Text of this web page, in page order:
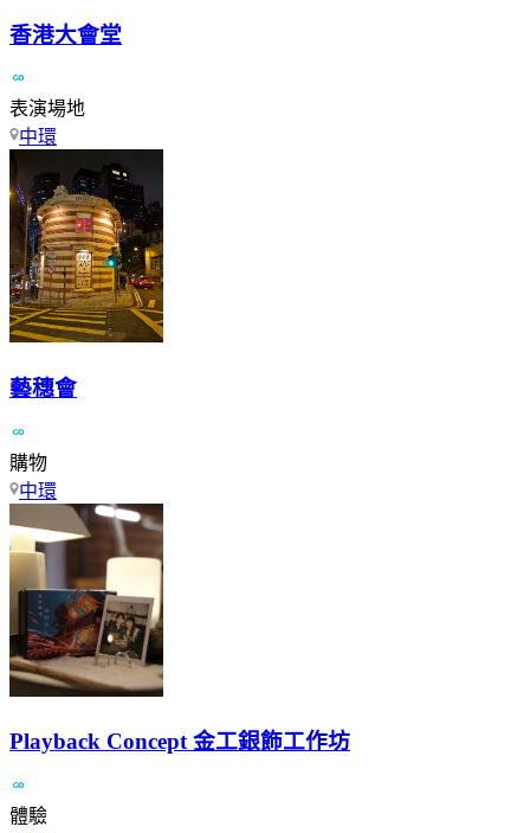
香港大會堂
表演場地
中環
藝穗會
購物
中環
Playback Concept 金工銀飾工作坊
體驗